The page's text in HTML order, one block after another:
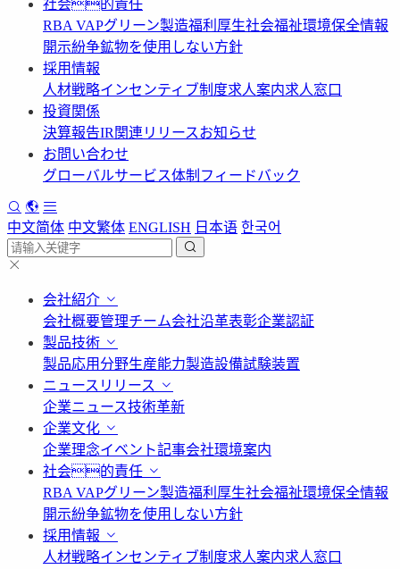
社会的責任
RBA VAPグリーン製造福利厚生社会福祉環境保全情報
開示紛争鉱物を使用しない方針
採用情報
人材戦略インセンティブ制度求人案内求人窓口
投資関係
決算報告IR関連リリースお知らせ
お問い合わせ
グローバルサービス体制 フィードバック
中文简体 中文繁体 ENGLISH 日本语 한국어
会社紹介
会社概要管理チーム会社沿革表彰企業認証
製品技術
製品応用分野生産能力製造設備試験装置
ニュースリリース
企業ニュース技術革新
企業文化
企業理念イベント記事会社環境案内
社会的責任
RBA VAPグリーン製造福利厚生社会福祉環境保全情報
開示紛争鉱物を使用しない方針
採用情報
人材戦略インセンティブ制度求人案内求人窓口